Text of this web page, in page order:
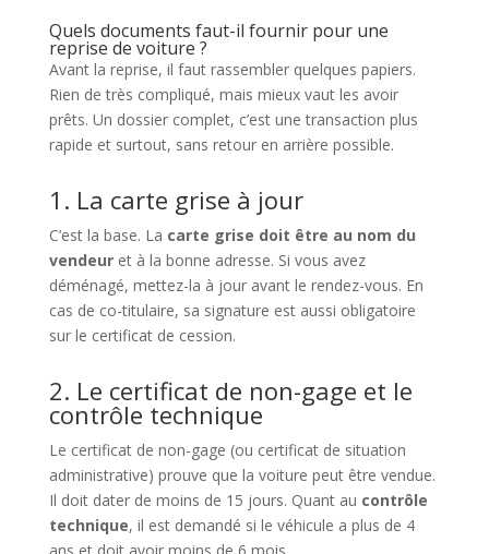
Quels documents faut-il fournir pour une
reprise de voiture ?
Avant la reprise, il faut rassembler quelques papiers.
Rien de très compliqué, mais mieux vaut les avoir
prêts. Un dossier complet, c’est une transaction plus
rapide et surtout, sans retour en arrière possible.
1. La carte grise à jour
C’est la base. La carte grise doit être au nom du
vendeuret à la bonne adresse. Si vous avez
déménagé, mettez-la à jour avant le rendez-vous. En
cas de co-titulaire, sa signature est aussi obligatoire
sur le certificat de cession.
2. Le certificat de non-gage et le
contrôle technique
Le certificat de non-gage (ou certificat de situation
administrative) prouve que la voiture peut être vendue.
Il doit dater de moins de 15 jours. Quant au contrôle
technique, il est demandé si le véhicule a plus de 4